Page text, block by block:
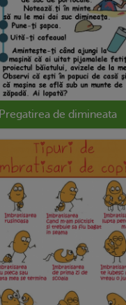
Pregatirea de dimineata